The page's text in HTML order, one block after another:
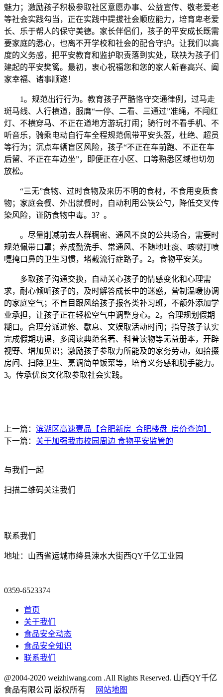
魅力；激励孩子积极参取社区意愿办事、公益宣传、敬老爱老
等社会实践勾当，正在实践中提拔社会顺应能力，培育卑老爱
长、乐于帮人的保守美德。家长伴侣们，孩子的平安成长既需
要家庭的悉心，也离不开学校和社会的配合守护。让我们以高
度的义务感，把平安教育和监护职责落到实处，联袂为孩子们
建起的平安樊篱。最初，衷心祝福您和您的家人新春高兴、阖
家幸福、诸事顺遂！
1。规范出行行为。教育孩子严酷恪守交通律例，过马走
斑马线、人行横道，服膺“一停、二看、三通过”准绳，不闯红
灯、不横穿马、不正在道地方游玩打闹；骑行时不看手机、不
听音乐，骑乘电动自行车全程规范佩带平安头盔，杜绝、超员
等行为；沉点车辆盲区风险，孩子“不正在车前跑、不正在车
后留、不正在车边坐”，即便正在小区、口等熟悉区域也切勿
放松。
“三无”食物、过时食物及来历不明的食材，不食用变质食
物；家庭会餐、外出就餐时，自动利用公筷公勺，降低交叉传
染风险，谨防食物中毒。3？。
。尽量削减前去人群稠密、通风不良的公共场合，需要时
规范佩带口罩；养成勤洗手、常通风、不随地吐痰、咳嗽打喷
嚏掩口鼻的卫生习惯，堵截流行症路子。2。食物平安关。
多取孩子沟通交换，自动关心孩子的情感变化和心理需
求，耐心倾听孩子的，及时解答成长中的迷惑，营制温暖协调
的家庭空气；不盲目跟风给孩子报各类补习班，不额外添加学
业承担，让孩子正在轻松空气中调整身心。2。合理规划假期
糊口。合理分派进修、歇息、文娱取活动时间；指导孩子认实
完成假期功课，多阅读典范名著、科普读物等无益册本，开辟
视野、增加见识；激励孩子参取力所能及的家务劳动，如拾掇
房间、扫除卫生、烹调简单饭菜等，培育义务感和脱手能力。
3。传承优良文化取参取社会实践。
上一篇： 滨湖区高速壹品【合肥新房_合肥楼盘_房价查询】
下一篇： 关于加强我市校园周边 食物平安监管的
与我们一起
扫描二维码关注我们
联系我们
地址：山西省运城市绛县涑水大街西QY千亿工业园
0359-6523374
首页
关于我们
食品安全动态
食品安全知识
联系我们
@2004-2020 weizhiwang.com .All Rights Reserved. 山西QY千亿
食品有限公司 版权所有
网站地图